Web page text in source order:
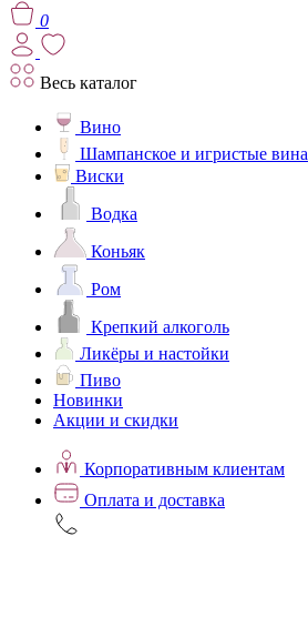
0
Весь каталог
Вино
Шампанское и игристые вина
Виски
Водка
Коньяк
Ром
Крепкий алкоголь
Ликёры и настойки
Пиво
Новинки
Акции и скидки
Корпоративным клиентам
Оплата и доставка